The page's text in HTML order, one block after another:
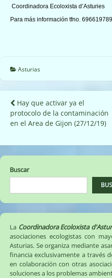
Coordinadora Ecoloxista d’Asturies
Para más información tfno.
Asturias
Navegación
de
Hay que activar ya el
protocolo de la contaminación
en el Area de Gijon (27/12/19)
Buscar
La Coordinadora Ecoloxista
asociaciones ecologistas con
Asturias. Se organiza mediante
financia exclusivamente a través
en colaboración con otras
soluciones a los problemas